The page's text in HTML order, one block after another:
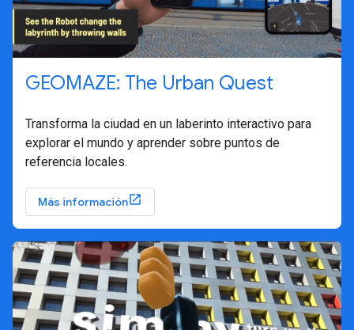
GEOMAZE: The Urban Quest
Transforma la ciudad en un laberinto interactivo para
explorar el mundo y aprender sobre puntos de
referencia locales.
Más información